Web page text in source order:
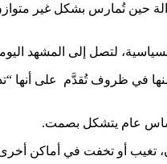
حين تُمارس بشكل غير
لتصل إلى المشهد
في ظروف تُقدَّم على أنها
عام يتشكل بصمت.
تغيب أو تخفت في أماكن